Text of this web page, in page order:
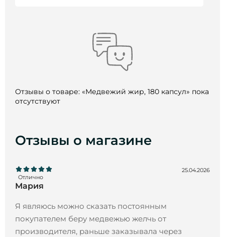
Отзывы о товаре: «Медвежий жир, 180 капсул» пока
отсутствуют
Отзывы о магазине
Отлично
25.04.2026
Мария
Я являюсь можно сказать постоянным
покупателем беру медвежью желчь от
производителя, раньше заказывала через